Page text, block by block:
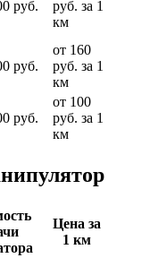
руб.
руб. за 1
км
руб.
от 160
руб. за 1
км
руб.
от 100
руб. за 1
км
Цена за
1 км